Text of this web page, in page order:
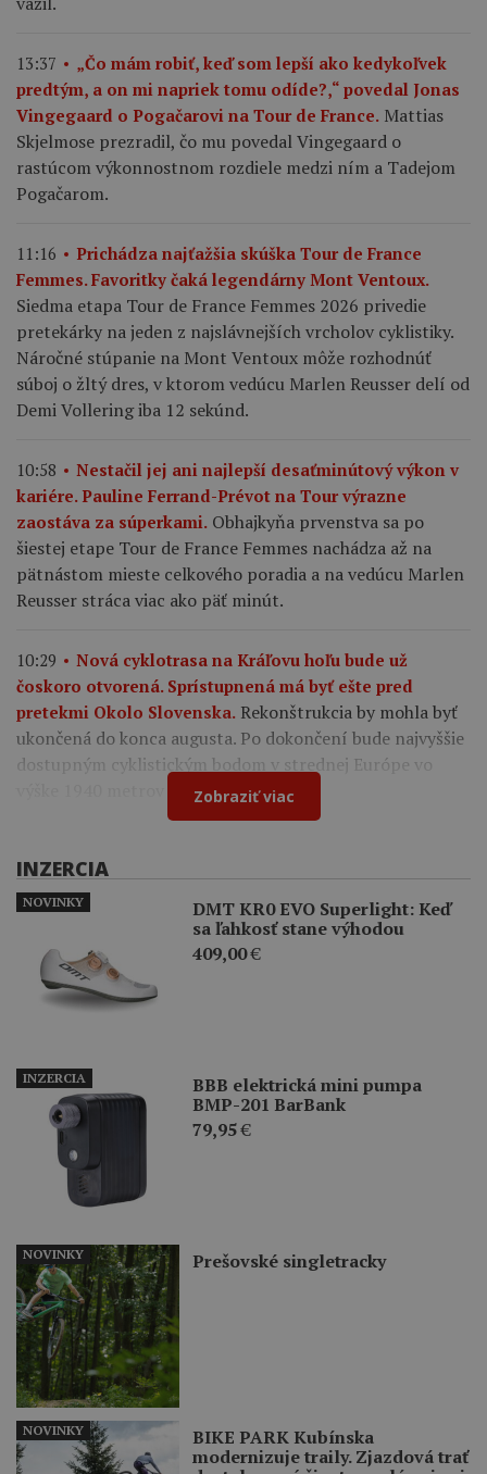
13:37
„Čo mám robiť, keď som lepší ako kedykoľvek
predtým, a on mi napriek tomu odíde?,“ povedal Jonas
Vingegaard o Pogačarovi na Tour de France. Mattias
Skjelmose prezradil, čo mu povedal Vingegaard o
rastúcom výkonnostnom rozdiele medzi ním a Tadejom
Pogačarom.
11:16
Prichádza najťažšia skúška Tour de France
Femmes. Favoritky čaká legendárny Mont Ventoux.
Siedma etapa Tour de France Femmes 2026 privedie
pretekárky na jeden z najslávnejších vrcholov cyklistiky.
Náročné stúpanie na Mont Ventoux môže rozhodnúť
súboj o žltý dres, v ktorom vedúcu Marlen Reusser delí od
Demi Vollering iba 12 sekúnd.
10:58
Nestačil jej ani najlepší desaťminútový výkon v
kariére. Pauline Ferrand-Prévot na Tour výrazne
zaostáva za súperkami. Obhajkyňa prvenstva sa po
šiestej etape Tour de France Femmes nachádza až na
pätnástom mieste celkového poradia a na vedúcu Marlen
Reusser stráca viac ako päť minút.
10:29
Nová cyklotrasa na Kráľovu hoľu bude už
čoskoro otvorená. Sprístupnená má byť ešte pred
pretekmi Okolo Slovenska. Rekonštrukcia by mohla byť
ukončená do konca augusta. Po dokončení bude najvyššie
dostupným cyklistickým bodom v strednej Európe vo
výške 1940 metrov nad morom.
Zobraziť viac
INZERCIA
DMT KR0 EVO Superlight: Keď
sa ľahkosť stane výhodou
409,00€
NOVINKY
BBB elektrická mini pumpa
BMP-201 BarBank
79,95€
INZERCIA
Prešovské singletracky
NOVINKY
BIKE PARK Kubínska
modernizuje traily. Zjazdová trať
NOVINKY